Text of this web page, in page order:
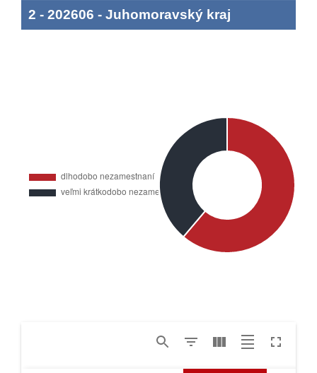
2 - 202606 - Juhomoravský kraj